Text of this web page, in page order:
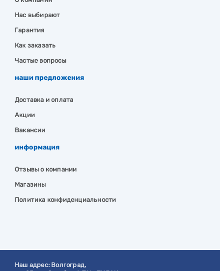
Нас выбирают
Гарантия
Как заказать
Частые вопросы
наши предложения
Доставка и оплата
Акции
Вакансии
информация
Отзывы о компании
Магазины
Политика конфиденциальности
Наш адрес: Волгоград,